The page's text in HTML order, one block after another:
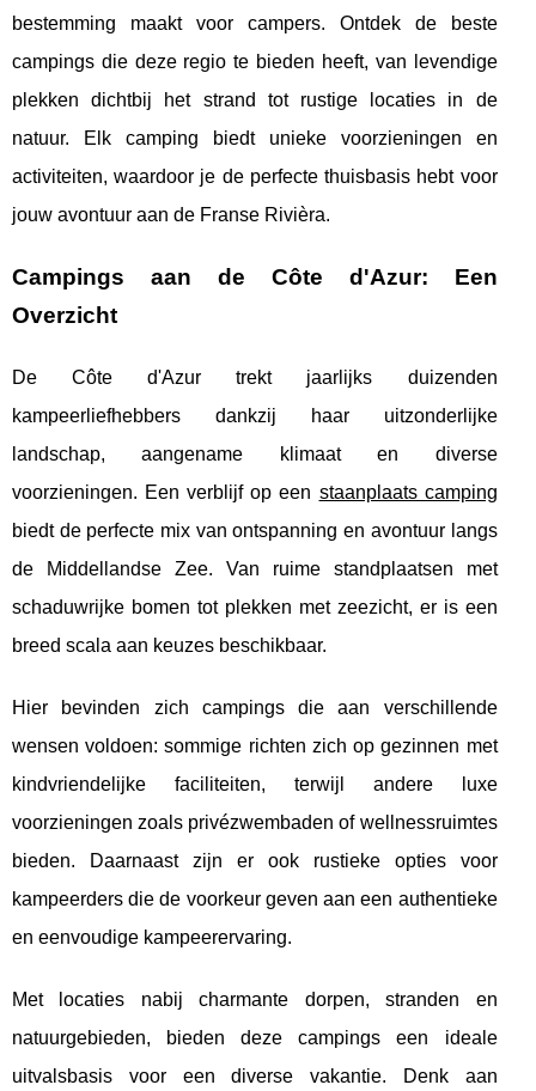
bestemming maakt voor campers. Ontdek de beste
campings die deze regio te bieden heeft, van levendige
plekken dichtbij het strand tot rustige locaties in de
natuur. Elk camping biedt unieke voorzieningen en
activiteiten, waardoor je de perfecte thuisbasis hebt voor
jouw avontuur aan de Franse Rivièra.
Campings aan de Côte d'Azur: Een
Overzicht
De Côte d'Azur trekt jaarlijks duizenden
kampeerliefhebbers dankzij haar uitzonderlijke
landschap, aangename klimaat en diverse
voorzieningen. Een verblijf op een staanplaats camping
biedt de perfecte mix van ontspanning en avontuur langs
de
Middellandse Zee. Van ruime standplaatsen met
schaduwrijke bomen tot plekken met zeezicht, er is een
breed scala aan keuzes beschikbaar.
Hier bevinden zich campings die aan verschillende
wensen voldoen: sommige richten zich op gezinnen met
kindvriendelijke faciliteiten, terwijl andere luxe
voorzieningen zoals privézwembaden of wellnessruimtes
bieden. Daarnaast zijn er ook rustieke opties voor
kampeerders die de voorkeur geven aan een authentieke
en eenvoudige kampeerervaring.
Met locaties nabij charmante dorpen, stranden en
natuurgebieden, bieden deze campings een ideale
uitvalsbasis voor een diverse vakantie. Denk aan